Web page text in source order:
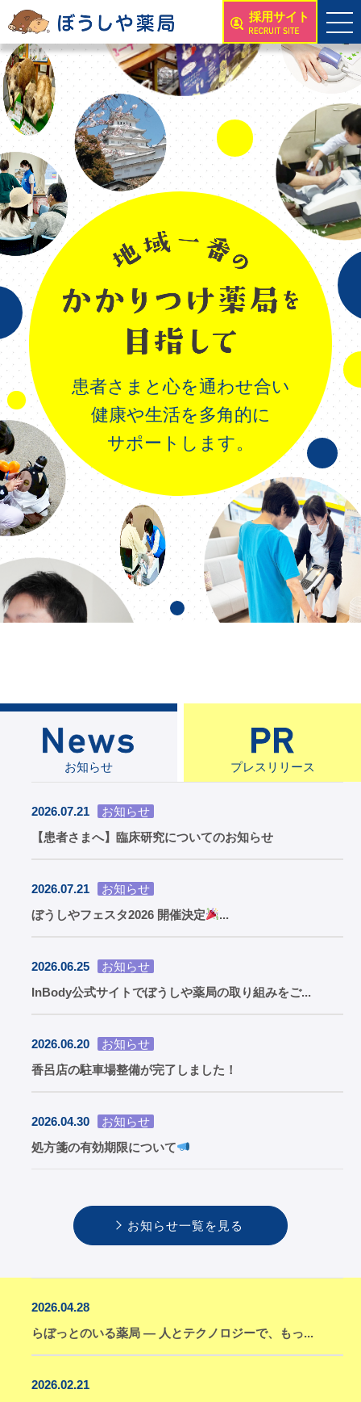
採用サイト
患者さまと心を通わせ合い
健康や生活を多角的に
サポートします。
お知らせ プレスリリース
2026.07.21
お知らせ
【患者さまへ】臨床研究についてのお知らせ
2026.07.21
お知らせ
ぼうしやフェスタ2026 開催決定
...
2026.06.25
お知らせ
InBody公式サイトでぼうしや薬局の取り組みをご...
2026.06.20
お知らせ
香呂店の駐車場整備が完了しました！
2026.04.30
お知らせ
処方箋の有効期限について
お知らせ一覧を見る
2026.04.28
らぼっとのいる薬局 ― 人とテクノロジーで、もっ...
2026.02.21